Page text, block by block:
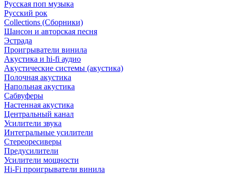
Русская поп музыка
Русский рок
Сollections (Сборники)
Шансон и авторская песня
Эстрада
Проигрыватели винила
Акустика и hi-fi аудио
Акустические системы (акустика)
Полочная акустика
Напольная акустика
Сабвуферы
Настенная акустика
Центральный канал
Усилители звука
Интегральные усилители
Стереоресиверы
Предусилители
Усилители мощности
Hi-Fi проигрыватели винила